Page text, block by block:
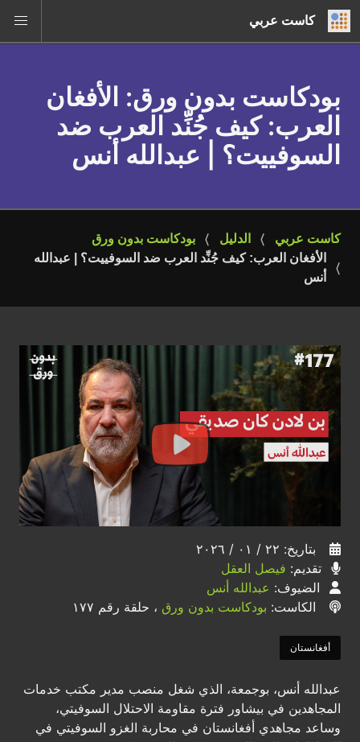
كاست عربي
بودكاست بدون ورق: الأفغان
العرب: كيف جُنِّد العرب ضد
السوفييت؟ | عبدالله أنس
كاست عربي الدليل
بودكاست بدون ورق
الأفغان العرب: كيف جُنِّد العرب ضد السوفييت؟ | عبدالله
أنس
بتاريخ: ٢٢ / ٠١ / ٢٠٢٦
تقديم: فيصل العقل
الضيوف: عبدالله أنس
الكاست: بودكاست بدون ورق ، حلقة رقم ١٧٧
أفغانستان
عبدالله أنس، بوجمعة، الذي شغل منصب مدير مكتب خدمات
المجاهدين في بيشاور فترة مقاومة الاحتلال السوفيتي،
وساعد مجاهدي أفغانستان في محاربة الغزو السوفيتي في